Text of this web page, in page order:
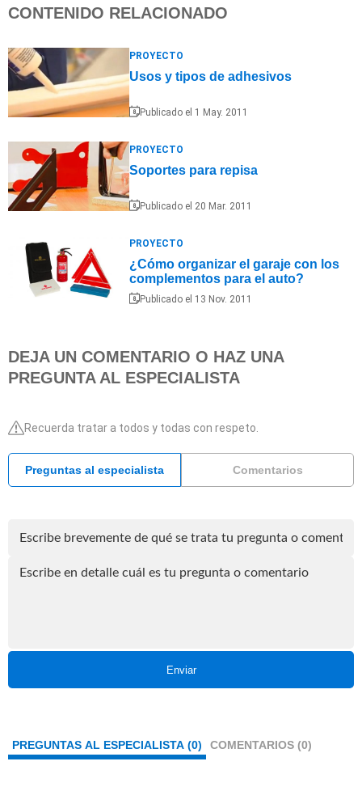
CONTENIDO RELACIONADO
PROYECTO
Usos y tipos de adhesivos
Publicado el 1 May. 2011
PROYECTO
Soportes para repisa
Publicado el 20 Mar. 2011
PROYECTO
¿Cómo organizar el garaje con los
complementos para el auto?
Publicado el 13 Nov. 2011
DEJA UN COMENTARIO O HAZ UNA
PREGUNTA AL ESPECIALISTA
Recuerda tratar a todos y todas con respeto.
Preguntas al especialista Comentarios
Enviar
PREGUNTAS AL ESPECIALISTA (0) COMENTARIOS (0)